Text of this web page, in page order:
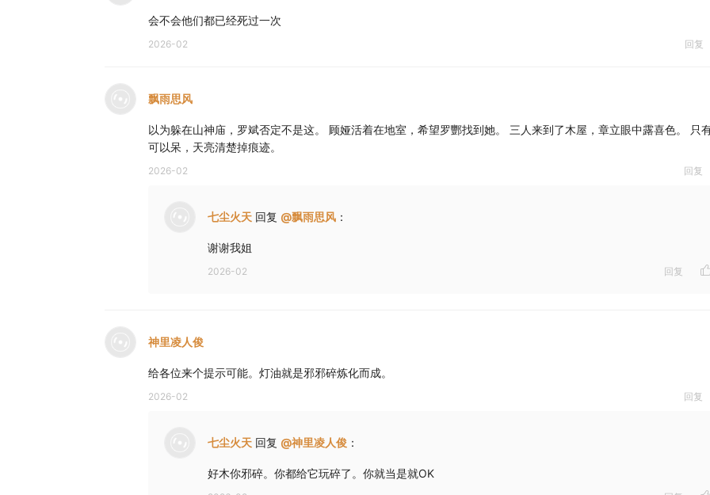
会不会他们都已经死过一次
2026-02 回复
飘雨思风
以为躲在山神庙，罗斌否定不是这。 顾娅活着在地室，希望罗酆找到她。 三人来到了木屋，章立眼中露喜色。 只
可以呆，天亮清楚掉痕迹。
2026-02 回复
七尘火天 回复 @飘雨思风 ：
谢谢我姐
2026-02 回复
神里凌人俊
给各位来个提示可能。灯油就是邪邪碎炼化而成。
2026-02 回复
七尘火天 回复 @神里凌人俊 ：
好木你邪碎。你都给它玩碎了。你就当是就OK